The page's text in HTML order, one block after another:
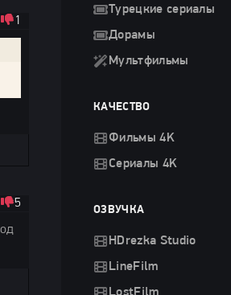
1
5
Турецкие сериалы
Дорамы
Мультфильмы
КАЧЕСТВО
Фильмы 4K
Сериалы 4K
ОЗВУЧКА
HDrezka Studio
LineFilm